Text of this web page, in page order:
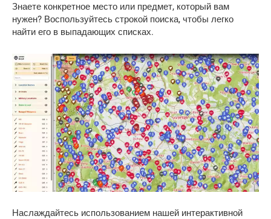
Знаете конкретное место или предмет, который вам
нужен? Воспользуйтесь строкой поиска, чтобы легко
найти его в выпадающих списках.
Наслаждайтесь использованием нашей интерактивной